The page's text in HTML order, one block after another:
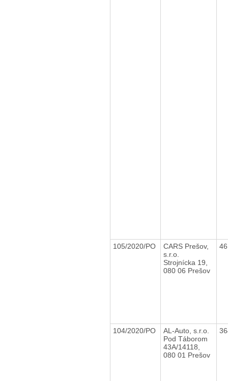
105/2020/PO
CARS Prešov,
s.r.o.
Strojnícka 19,
080 06 Prešov
104/2020/PO
AL-Auto, s.r.o.
Pod Táborom
43A/14118,
080 01 Prešov